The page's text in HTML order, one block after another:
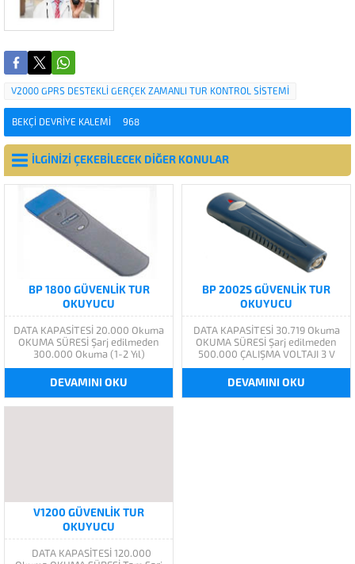
V2000 GPRS DESTEKLİ GERÇEK ZAMANLI TUR KONTROL SİSTEMİ
BEKÇI DEVRIYE KALEMI 968
İLGİNİZİ ÇEKEBİLECEK DİĞER KONULAR
BP 1800 GÜVENLIK TUR
OKUYUCU
DATA KAPASİTESİ 20.000 Okuma
OKUMA SÜRESİ Şarj edilmeden
300.000 Okuma (1-2 Yıl)
ÇALIŞMA VOLTAJI 3.6 V Dc-Li-On
ÇALIŞMA SICAKLIĞI -20 + 50 C
GÖVDE Titanyum Magnezyum
Alaşımlı 2 metreden düşmeye
DEVAMINI OKU
BP 2002S GÜVENLIK TUR
OKUYUCU
DATA KAPASİTESİ 30.719 Okuma
OKUMA SÜRESİ Şarj edilmeden
500.000 ÇALIŞMA VOLTAJI 3 V
Dc-Li-On ÇALIŞMA SICAKLIĞI -40
+ 70 C GÖVDE Çelik Kasa Üzeri
ABS Kauçuk, 10 metreden
düşmeye dayanıklı HABERLEŞME
DEVAMINI OKU
V1200 GÜVENLIK TUR
OKUYUCU
DATA KAPASİTESİ 120.000